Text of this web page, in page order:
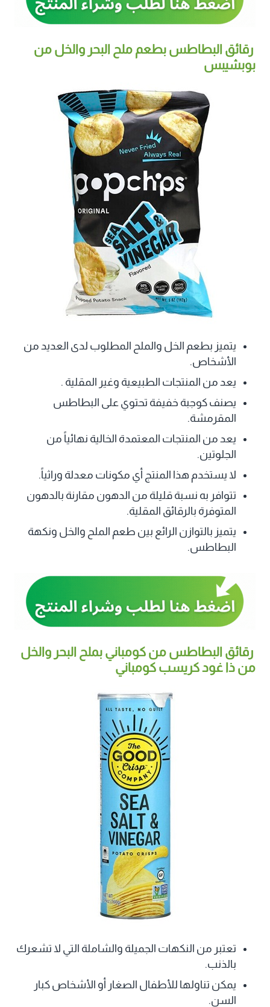
رقائق البطاطس بطعم ملح البحر والخل من
بوبشيبس
يتميز بطعم الخل والملح المطلوب لدى العديد من
الأشخاص.
يعد من المنتجات الطبيعية وغير المقلية .
يصنف كوجبة خفيفة تحتوي على البطاطس
المقرمشة.
يعد من المنتجات المعتمدة الخالية نهائياً من
الجلوتين.
لا يستخدم هذا المنتج أي مكونات معدلة وراثياً.
تتوافر به نسبة قليلة من الدهون مقارنة بالدهون
المتوفرة بالرقائق المقلية.
يتميز بالتوازن الرائع بين طعم الملح والخل ونكهة
البطاطس.
رقائق البطاطس من كومباني بملح البحر والخل
من ذا غود كريسب كومباني
تعتبر من النكهات الجميلة والشاملة التي لا تشعرك
بالذنب.
يمكن تناولها للأطفال الصغار أو الأشخاص كبار
السن.